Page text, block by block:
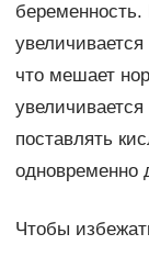
что мешает
поставлять
одновременно
Чтобы